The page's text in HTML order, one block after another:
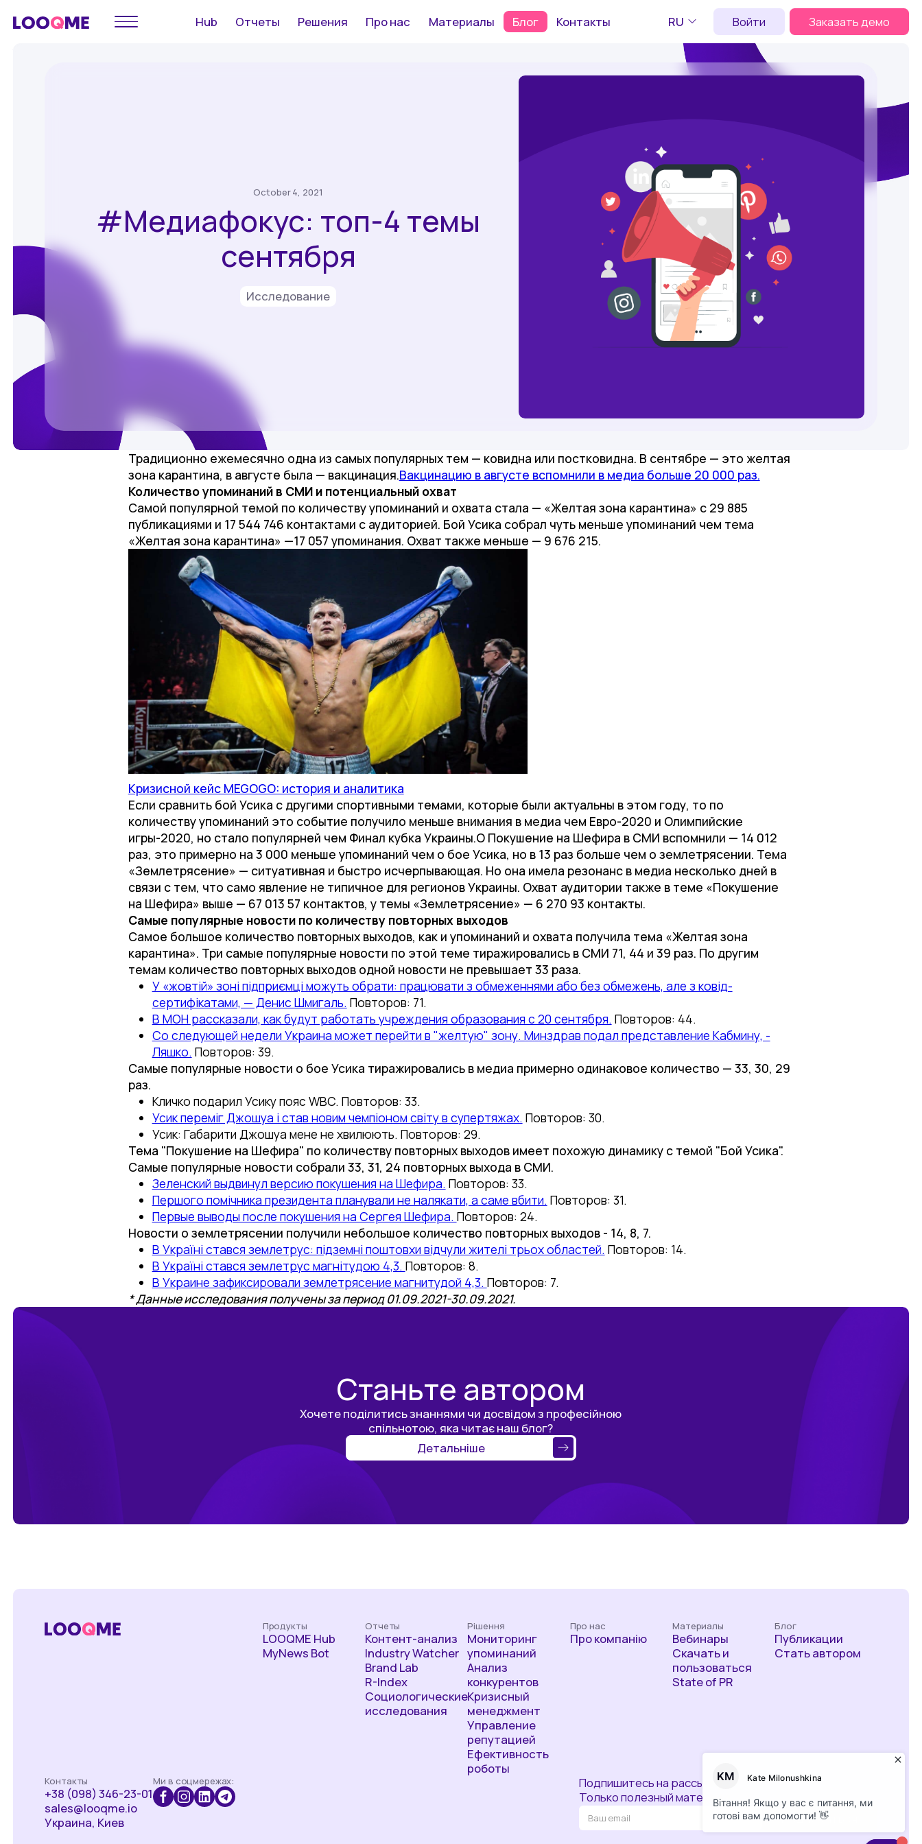
Hub Отчеты Решения Про нас Материалы Блог Контакты RU Войти Заказать демо
October 4, 2021
#Медиафокус: топ-4 темы
сентября
Исследование
Традиционно ежемесячно одна из самых популярных тем — ковидна или постковидна. В сентябре — это желтая
зона карантина, в августе была — вакцинация.Вакцинацию в августе вспомнили в медиа больше 20 000 раз.
Количество упоминаний в СМИ и потенциальный охват
Самой популярной темой по количеству упоминаний и охвата стала — «Желтая зона карантина» с 29 885
публикациями и 17 544 746 контактами с аудиторией. Бой Усика собрал чуть меньше упоминаний чем тема
«Желтая зона карантина» —17 057 упоминания. Охват также меньше — 9 676 215.
Кризисной кейс MEGOGO: история и аналитика
Если сравнить бой Усика с другими спортивными темами, которые были актуальны в этом году, то по
количеству упоминаний это событие получило меньше внимания в медиа чем Евро-2020 и Олимпийские
игры-2020, но стало популярней чем Финал кубка Украины.О Покушение на Шефира в СМИ вспомнили — 14 012
раз, это примерно на 3 000 меньше упоминаний чем о бое Усика, но в 13 раз больше чем о землетрясении. Тема
«Землетрясение» — ситуативная и быстро исчерпывающая. Но она имела резонанс в медиа несколько дней в
связи с тем, что само явление не типичное для регионов Украины. Охват аудитории также в теме «Покушение
на Шефира» выше — 67 013 57 контактов, у темы «Землетрясение» — 6 270 93 контакты.
Самые популярные новости по количеству повторных выходов
Самое большое количество повторных выходов, как и упоминаний и охвата получила тема «Желтая зона
карантина». Три самые популярные новости по этой теме тиражировались в СМИ 71, 44 и 39 раз. По другим
темам количество повторных выходов одной новости не превышает 33 раза.
У «жовтій» зоні підприємці можуть обрати: працювати з обмеженнями або без обмежень, але з ковід-
сертифікатами, — Денис Шмигаль. Повторов: 71.
В МОН рассказали, как будут работать учреждения образования с 20 сентября. Повторов: 44.
Со следующей недели Украина может перейти в "желтую" зону. Минздрав подал представление Кабмину, -
Ляшко. Повторов: 39.
Самые популярные новости о бое Усика тиражировались в медиа примерно одинаковое количество — 33, 30, 29
раз.
Кличко подарил Усику пояс WBC. Повторов: 33.
Усик переміг Джошуа і став новим чемпіоном світу в супертяжах. Повторов: 30.
Усик: Габарити Джошуа мене не хвилюють. Повторов: 29.
Тема "Покушение на Шефира" по количеству повторных выходов имеет похожую динамику с темой "Бой Усика".
Самые популярные новости собрали 33, 31, 24 повторных выхода в СМИ.
Зеленский выдвинул версию покушения на Шефира. Повторов: 33.
Першого помічника президента планували не налякати, а саме вбити. Повторов: 31.
Первые выводы после покушения на Сергея Шефира. Повторов: 24.
Новости о землетрясении получили небольшое количество повторных выходов - 14, 8, 7.
В Україні стався землетрус: підземні поштовхи відчули жителі трьох областей. Повторов: 14.
В Україні стався землетрус магнітудою 4,3. Повторов: 8.
В Украине зафиксировали землетрясение магнитудой 4,3. Повторов: 7.
* Данные исследования получены за период 01.09.2021-30.09.2021.
Станьте автором
Хочете поділитись знаннями чи досвідом з професійною
спільнотою, яка читає наш блог?
Детальніше
Продукты
LOOQME Hub
MyNews Bot
Отчеты
Контент-анализ
Industry Watcher
Brand Lab
R-Index
Социологические
исследования
Рішення
Мониторинг
упоминаний
Анализ
конкурентов
Кризисный
менеджмент
Управление
репутацией
Ефективность
роботы
Про нас
Про компанію
Материалы
Вебинары
Скачать и
пользоваться
State of PR
Блог
Публикации
Стать автором
Контакты
+38 (098) 346-23-01
sales@looqme.io
Украина, Киев
Ми в соцмережах:
Подпишитесь на рассылку
Только полезный материал